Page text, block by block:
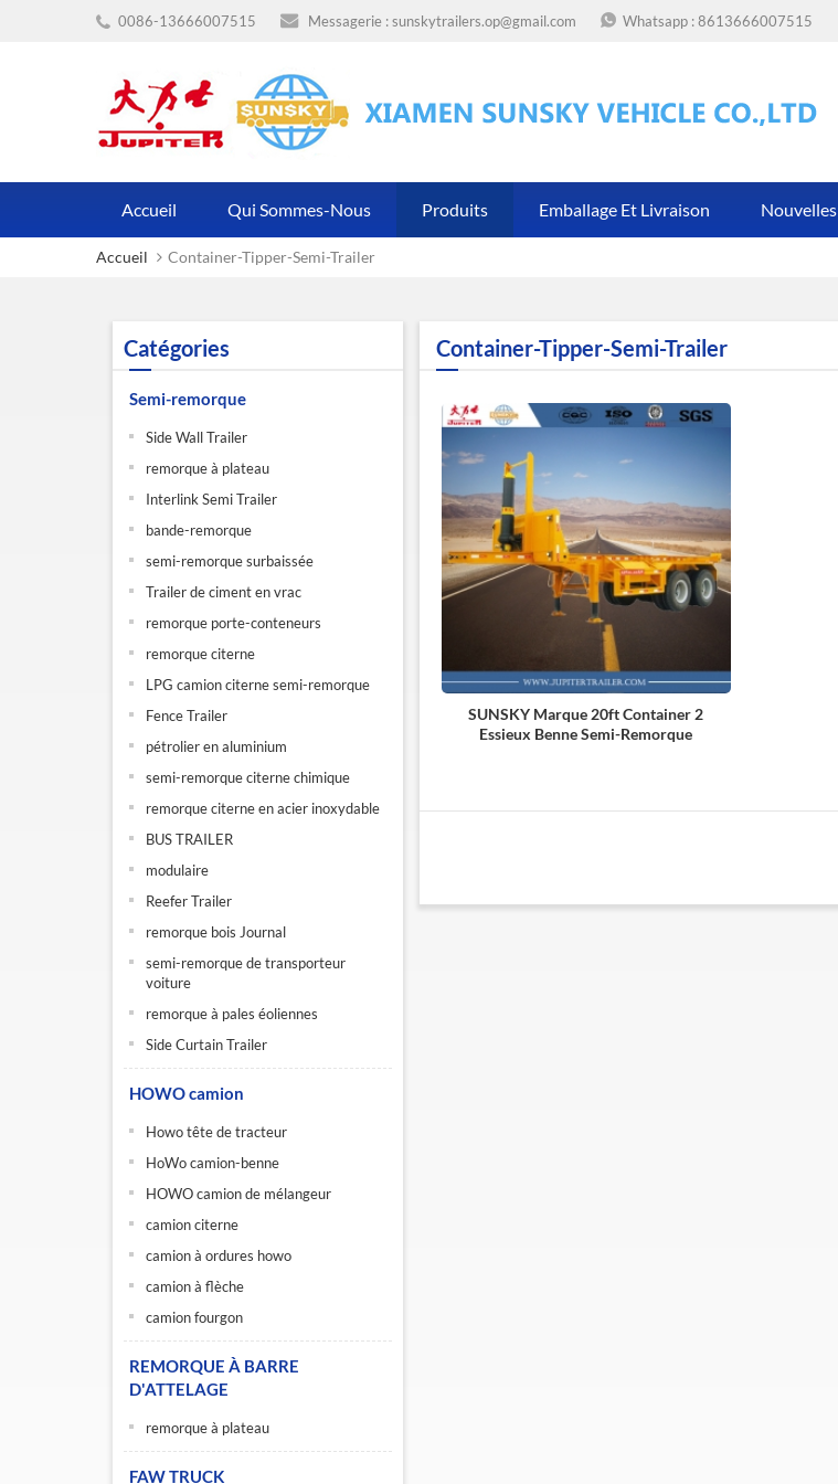
0086-13666007515 Messagerie :sunskytrailers.op@gmail.com Whatsapp :8613666007515
Accueil Qui Sommes-Nous Produits Emballage Et Livraison Nouvelles
Accueil Container-Tipper-Semi-Trailer
Catégories
Semi-remorque
Side Wall Trailer
remorque à plateau
Interlink Semi Trailer
bande-remorque
semi-remorque surbaissée
Trailer de ciment en vrac
remorque porte-conteneurs
remorque citerne
LPG camion citerne semi-remorque
Fence Trailer
pétrolier en aluminium
semi-remorque citerne chimique
remorque citerne en acier inoxydable
BUS TRAILER
modulaire
Reefer Trailer
remorque bois Journal
semi-remorque de transporteur
voiture
remorque à pales éoliennes
Side Curtain Trailer
HOWO camion
Howo tête de tracteur
HoWo camion-benne
HOWO camion de mélangeur
camion citerne
camion à ordures howo
camion à flèche
camion fourgon
REMORQUE À BARRE
D'ATTELAGE
remorque à plateau
FAW TRUCK
Container-Tipper-Semi-Trailer
SUNSKY Marque 20ft Container 2
Essieux Benne Semi-Remorque